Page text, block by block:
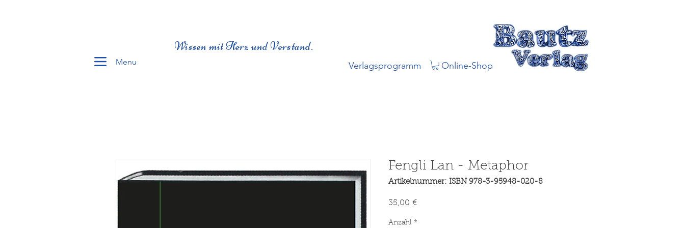
Menu
Wissen mit Herz und Verstand.
Verlagsprogramm Online-Shop
Fengli Lan - Metaphor
Artikelnummer: ISBN 978-3-95948-020-8
35,00 €Preis
Anzahl *